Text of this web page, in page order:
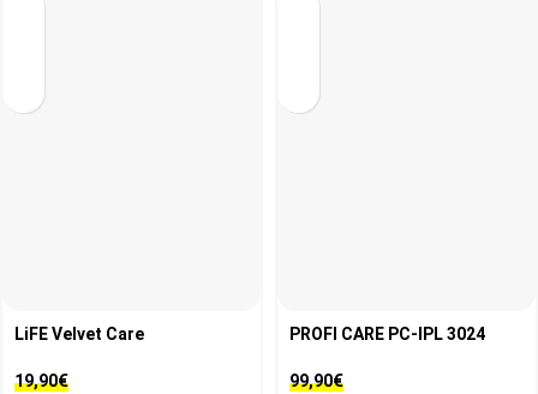
LiFE Velvet Care
19,90€
PROFI CARE PC-IPL 3024
99,90€